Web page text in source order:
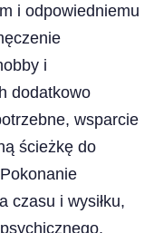
i odpowiedniemu
i
dodatkowo
wsparcie
ścieżkę do
czasu i wysiłku,